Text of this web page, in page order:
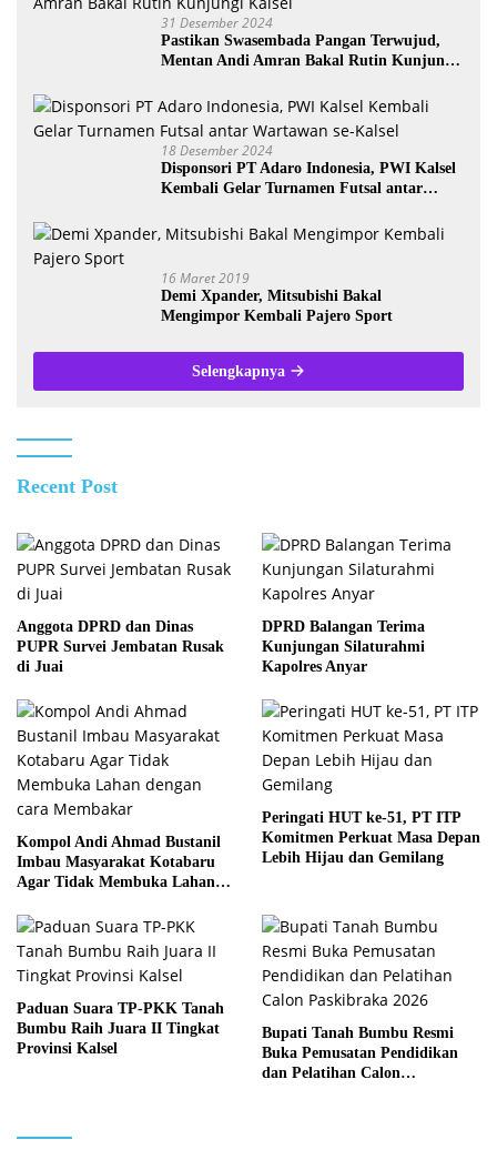
31 Desember 2024
Pastikan Swasembada Pangan Terwujud,
Mentan Andi Amran Bakal Rutin Kunjungi
18 Desember 2024
Disponsori PT Adaro Indonesia, PWI Kalsel
Kembali Gelar Turnamen Futsal antar
16 Maret 2019
Demi Xpander, Mitsubishi Bakal
Mengimpor Kembali Pajero Sport
Selengkapnya
Recent Post
Anggota DPRD dan Dinas
PUPR Survei Jembatan Rusak
di Juai
DPRD Balangan Terima
Kunjungan Silaturahmi
Kapolres Anyar
Kompol Andi Ahmad Bustanil
Imbau Masyarakat Kotabaru
Agar Tidak Membuka Lahan
Peringati HUT ke-51, PT ITP
Komitmen Perkuat Masa Depan
Lebih Hijau dan Gemilang
Paduan Suara TP-PKK Tanah
Bumbu Raih Juara II Tingkat
Provinsi Kalsel
Bupati Tanah Bumbu Resmi
Buka Pemusatan Pendidikan
dan Pelatihan Calon